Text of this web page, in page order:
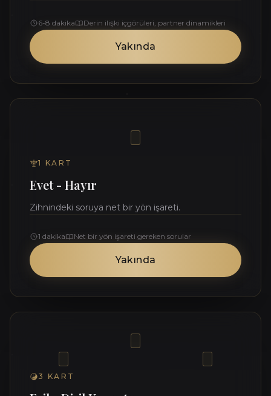
6-8 dakika Derin ilişki içgörüleri, partner dinamikleri
Yakında
1 KART
Evet - Hayır
Zihnindeki soruya net bir yön işareti.
1 dakika Net bir yön işareti gereken sorular
Yakında
3 KART